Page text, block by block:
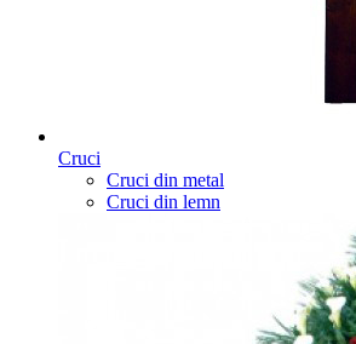
Cruci
Cruci din metal
Cruci din lemn